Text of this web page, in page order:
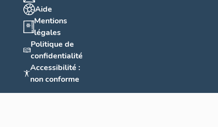
Aide
Mentions
légales
Politique de
confidentialité
Accessibilité :
non conforme